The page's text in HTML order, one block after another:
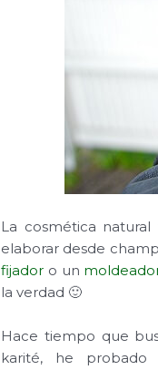
La cosmética
elaborar desde
fijador o un
la verdad 🙂
Hace tiempo que
karité, he probado